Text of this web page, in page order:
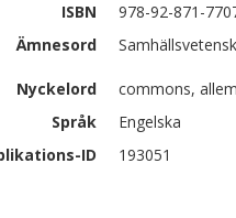
ISBN
978-92-871-
Ämnesord
Nyckelord
commons,
Språk
Engelska
ID
193051